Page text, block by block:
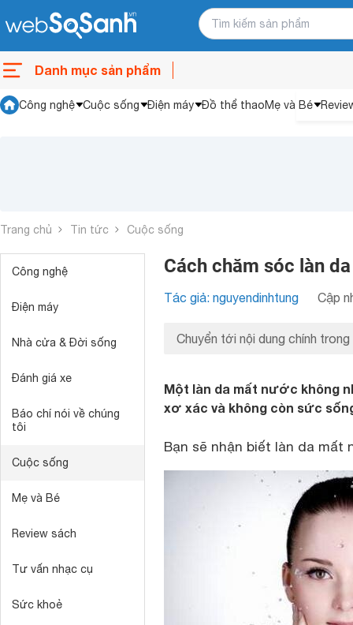
Danh mục sản phẩm
Công nghệ Cuộc sống Điện máy Đồ thể thaoMẹ và Bé
Trang chủ Tin tức Cuộc sống
Công nghệ
Điện máy
Nhà cửa & Đời sống
Đánh giá xe
Báo chí nói về chúng
tôi
Cuộc sống
Mẹ và Bé
Review sách
Tư vấn nhạc cụ
Sức khoẻ
Cách chăm sóc làn
Tác giả: nguyendinhtung Cập
Chuyển tới nội dung chính trong
Một làn da mất nước không
xơ xác và không còn sức
Bạn sẽ nhận biết làn da mất